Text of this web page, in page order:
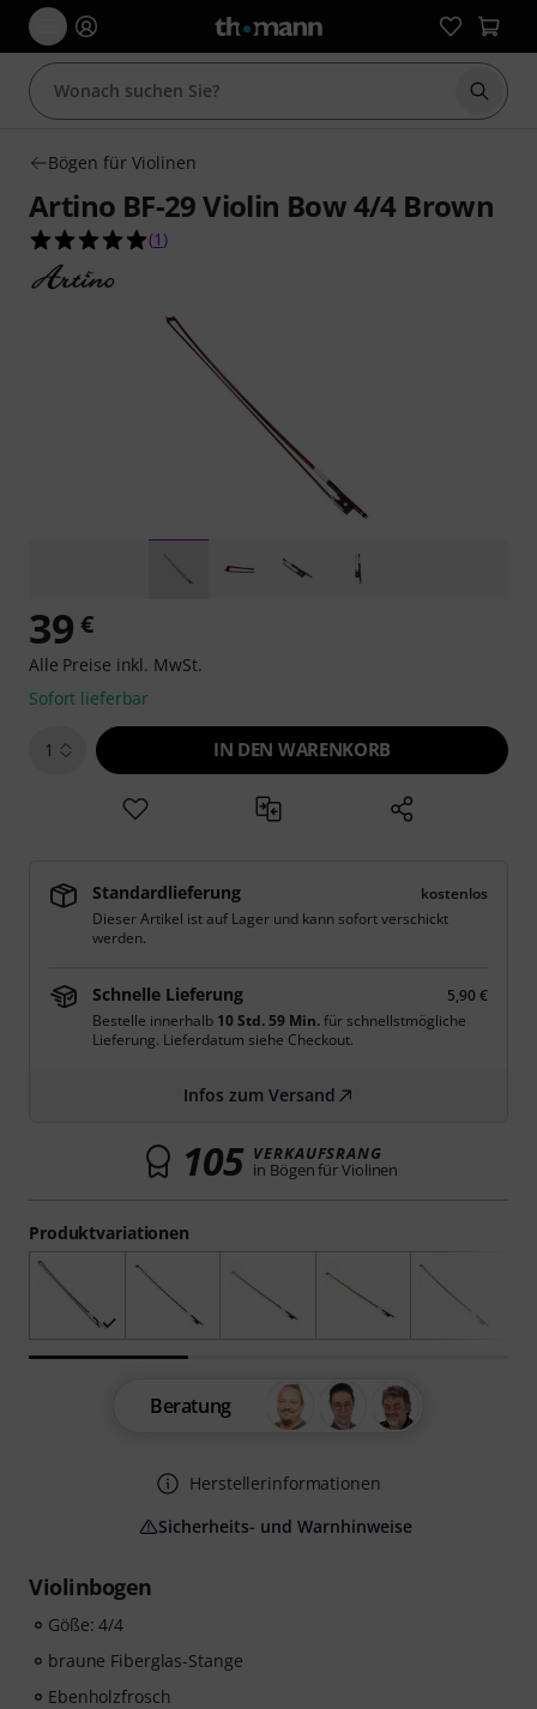
Suche
Bögen für Violinen
Artino BF-29 Violin Bow 4/4 Brown
5.0 von 5 Sternen aus 1 Kundenbewertungen
(1 )
Violinbogen
Göße: 4/4
braune Fiberglas-Stange
Ebenholzfrosch
Produktvariationen
39 €
Alle Preise inkl. MwSt.
Sofort lieferbar
1 IN DEN WARENKORB
Standardlieferung
kostenlos
Dieser Artikel ist auf Lager und kann sofort verschickt
werden.
Schnelle Lieferung
5,90 €
Bestelle innerhalb 10 Std. 59 Min.für schnellstmögliche
Lieferung. Lieferdatum siehe Checkout.
Infos zum Versand
105 VERKAUFSRANG
in Bögen für Violinen
Beratung
Herstellerinformationen
Sicherheits- und Warnhinweise